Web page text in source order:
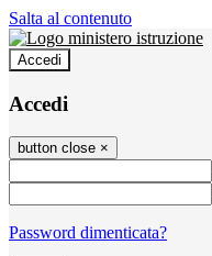
Salta al contenuto
Accedi
Accedi
button close ×
Password dimenticata?